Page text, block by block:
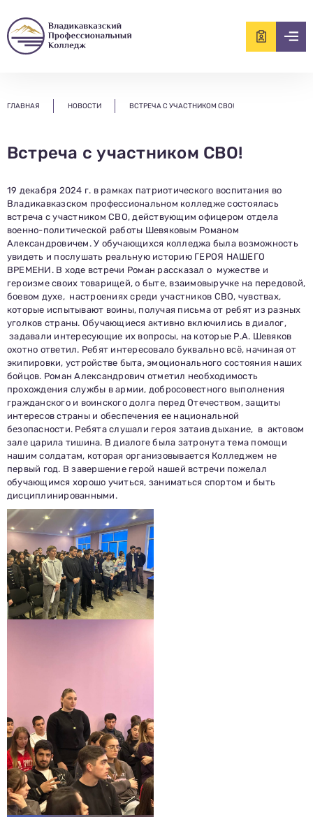
ГЛАВНАЯ НОВОСТИ ВСТРЕЧА С УЧАСТНИКОМ СВО!
Встреча с участником СВО!
19 декабря 2024 г. в рамках патриотического воспитания во
Владикавказском профессиональном колледже состоялась
встреча с участником СВО, действующим офицером отдела
военно-политической работы Шевяковым Романом
Александровичем. У обучающихся колледжа была возможность
увидеть и послушать реальную историю ГЕРОЯ НАШЕГО
ВРЕМЕНИ. В ходе встречи Роман рассказал о мужестве и
героизме своих товарищей, о быте, взаимовыручке на передовой,
боевом духе, настроениях среди участников СВО, чувствах,
которые испытывают воины, получая письма от ребят из разных
уголков страны. Обучающиеся активно включились в диалог,
задавали интересующие их вопросы, на которые Р.А. Шевяков
охотно ответил. Ребят интересовало буквально всё, начиная от
экипировки, устройстве быта, эмоционального состояния наших
бойцов. Роман Александрович отметил необходимость
прохождения службы в армии, добросовестного выполнения
гражданского и воинского долга перед Отечеством, защиты
интересов страны и обеспечения ее национальной
безопасности. Ребята слушали героя затаив дыхание, в актовом
зале царила тишина. В диалоге была затронута тема помощи
нашим солдатам, которая организовывается Колледжем не
первый год. В завершение герой нашей встречи пожелал
обучающимся хорошо учиться, заниматься спортом и быть
дисциплинированными.
Заполни данные о себе и отправь заявку.
В течение 15-20 минут с вами свяжется специалист
приемной комиссии, ответит на все вопросы и поможет
подобрать интересующую программу обучения.
Подготовь документы для поступления: паспорт, аттестат,